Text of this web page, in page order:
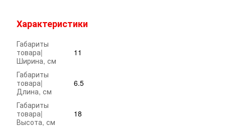
Характеристики
Габариты
товара|
Ширина, см
11
Габариты
товара|
Длина, см
6.5
Габариты
товара|
Высота, см
18